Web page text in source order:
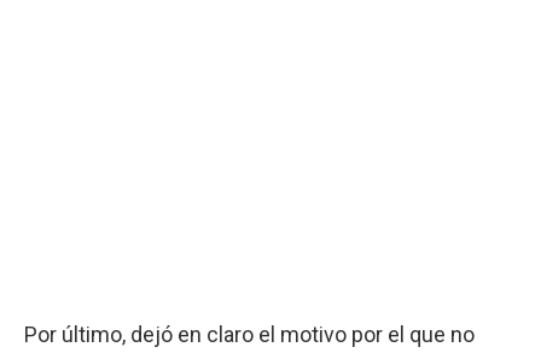
Por último, dejó en claro el motivo por el que no